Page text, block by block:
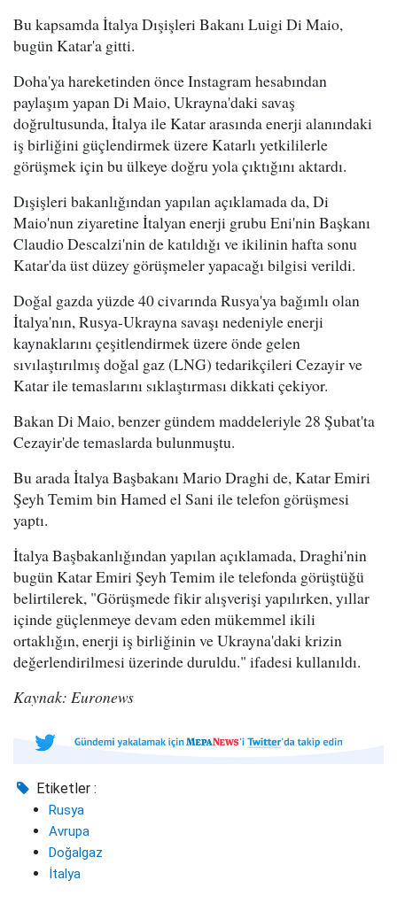
Bu kapsamda İtalya Dışişleri Bakanı Luigi Di Maio,
bugün Katar'a gitti.
Doha'ya hareketinden önce Instagram hesabından
paylaşım yapan Di Maio, Ukrayna'daki savaş
doğrultusunda, İtalya ile Katar arasında enerji alanındaki
iş birliğini güçlendirmek üzere Katarlı yetkililerle
görüşmek için bu ülkeye doğru yola çıktığını aktardı.
Dışişleri bakanlığından yapılan açıklamada da, Di
Maio'nun ziyaretine İtalyan enerji grubu Eni'nin Başkanı
Claudio Descalzi'nin de katıldığı ve ikilinin hafta sonu
Katar'da üst düzey görüşmeler yapacağı bilgisi verildi.
Doğal gazda yüzde 40 civarında Rusya'ya bağımlı olan
İtalya'nın, Rusya-Ukrayna savaşı nedeniyle enerji
kaynaklarını çeşitlendirmek üzere önde gelen
sıvılaştırılmış doğal gaz (LNG) tedarikçileri Cezayir ve
Katar ile temaslarını sıklaştırması dikkati çekiyor.
Bakan Di Maio, benzer gündem maddeleriyle 28 Şubat'ta
Cezayir'de temaslarda bulunmuştu.
Bu arada İtalya Başbakanı Mario Draghi de, Katar Emiri
Şeyh Temim bin Hamed el Sani ile telefon görüşmesi
yaptı.
İtalya Başbakanlığından yapılan açıklamada, Draghi'nin
bugün Katar Emiri Şeyh Temim ile telefonda görüştüğü
belirtilerek, "Görüşmede fikir alışverişi yapılırken, yıllar
içinde güçlenmeye devam eden mükemmel ikili
ortaklığın, enerji iş birliğinin ve Ukrayna'daki krizin
değerlendirilmesi üzerinde duruldu." ifadesi kullanıldı.
Kaynak: Euronews
Etiketler :
Rusya
Avrupa
Doğalgaz
İtalya